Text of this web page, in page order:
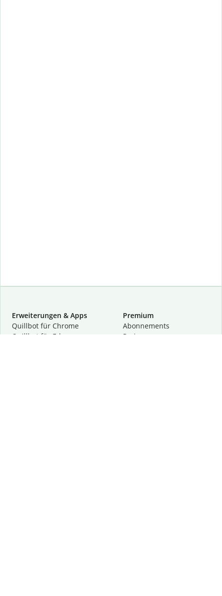
Erweiterungen & Apps
Quillbot für Chrome
Quillbot für Edge
Premium
Abon­ne­ments
Preise